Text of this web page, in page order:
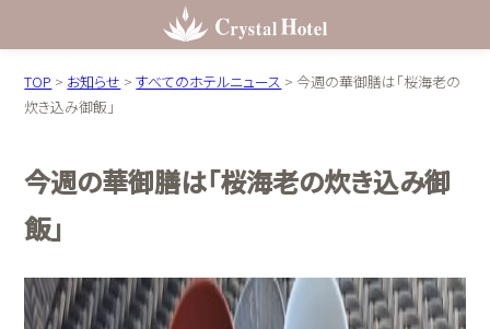
TOP > お知らせ >すべてのホテルニュース >今週の華御膳は「桜海老の
炊き込み御飯」
今週の華御膳は「桜海老の炊き込み御
飯」